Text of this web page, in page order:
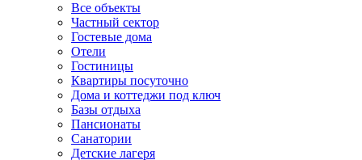
Все объекты
Частный сектор
Гостевые дома
Отели
Гостиницы
Квартиры посуточно
Дома и коттеджи под ключ
Базы отдыха
Пансионаты
Санатории
Детские лагеря